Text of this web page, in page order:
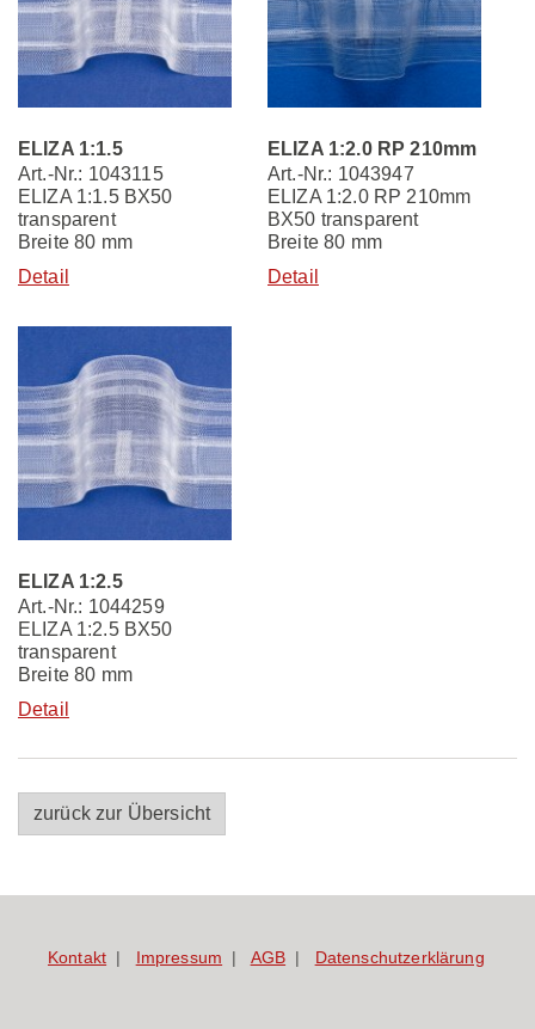
ELIZA 1:1.5
Art.-Nr.: 1043115
ELIZA 1:1.5 BX50
transparent
Breite 80 mm
Detail
ELIZA 1:2.0 RP 210mm
Art.-Nr.: 1043947
ELIZA 1:2.0 RP 210mm
BX50 transparent
Breite 80 mm
Detail
ELIZA 1:2.5
Art.-Nr.: 1044259
ELIZA 1:2.5 BX50
transparent
Breite 80 mm
Detail
zurück zur Übersicht
Kontakt Impressum AGB Datenschutzerklärung